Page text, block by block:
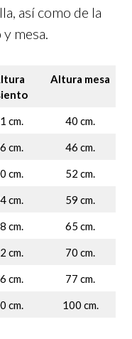
así como de la
mesa.
Altura mesa
cm. 40 cm.
cm. 46 cm.
cm. 52 cm.
cm. 59 cm.
cm. 65 cm.
cm. 70 cm.
cm. 77 cm.
cm. 100 cm.